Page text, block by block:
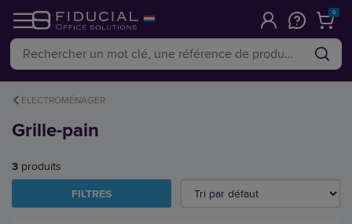
0
ELECTROMÉNAGER
Grille-pain
3 produits
FILTRES